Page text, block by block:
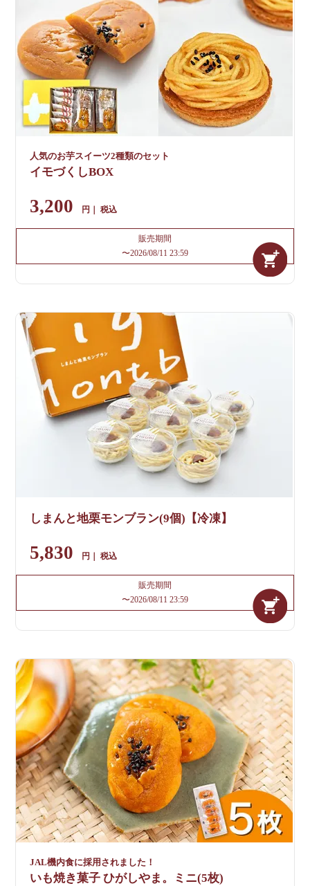
人気のお芋スイーツ2種類のセット
イモづくしBOX
3,200 税込
販売期間
〜2026/08/11 23:59
しまんと地栗モンブラン(9個)【冷凍】
5,830 税込
販売期間
〜2026/08/11 23:59
JAL機内食に採用されました！
いも焼き菓子 ひがしやま。ミニ(5枚)